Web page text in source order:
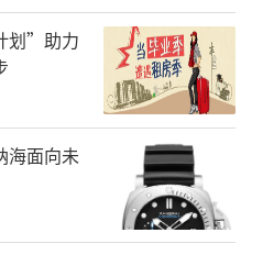
划”助力
海面向未